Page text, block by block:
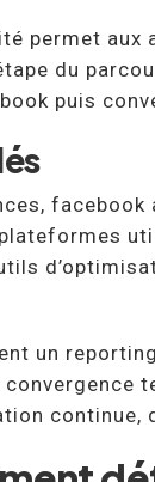
permet aux
du
puis
facebook
un